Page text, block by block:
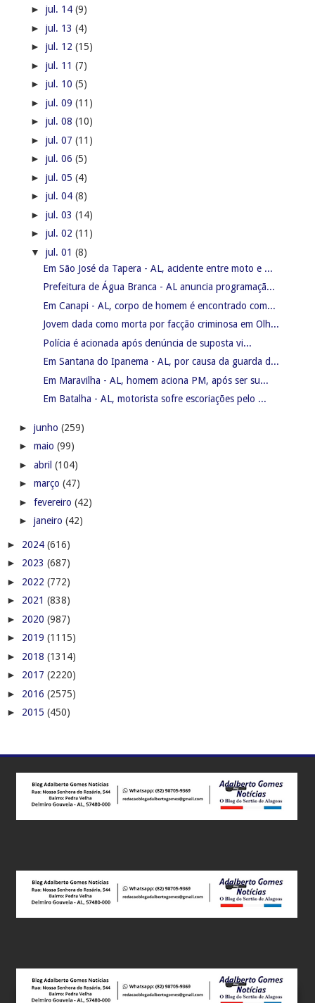
► jul. 14 (9)
► jul. 13 (4)
► jul. 12 (15)
► jul. 11 (7)
► jul. 10 (5)
► jul. 09 (11)
► jul. 08 (10)
► jul. 07 (11)
► jul. 06 (5)
► jul. 05 (4)
► jul. 04 (8)
► jul. 03 (14)
► jul. 02 (11)
▼ jul. 01 (8)
Em São José da Tapera - AL, acidente entre moto e ...
Prefeitura de Água Branca - AL anuncia programaçã...
Em Canapi - AL, corpo de homem é encontrado com...
Jovem dada como morta por facção criminosa em Olh...
Polícia é acionada após denúncia de suposta vi...
Em Santana do Ipanema - AL, por causa da guarda d...
Em Maravilha - AL, homem aciona PM, após ser su...
Em Batalha - AL, motorista sofre escoriações pelo ...
► junho (259)
► maio (99)
► abril (104)
► março (47)
► fevereiro (42)
► janeiro (42)
► 2024 (616)
► 2023 (687)
► 2022 (772)
► 2021 (838)
► 2020 (987)
► 2019 (1115)
► 2018 (1314)
► 2017 (2220)
► 2016 (2575)
► 2015 (450)